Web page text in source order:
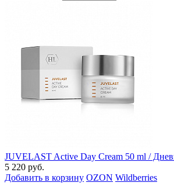
JUVELAST Active Day Cream 50 ml /
5 220 руб.
Добавить в корзину OZON Wildberries